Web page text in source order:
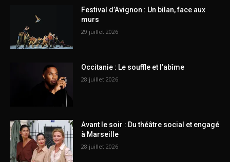
Festival d’Avignon : Un bilan, face aux
murs
29 juillet 2026
Occitanie : Le souffle et l’abîme
28 juillet 2026
Avant le soir : Du théâtre social et engagé
à Marseille
28 juillet 2026